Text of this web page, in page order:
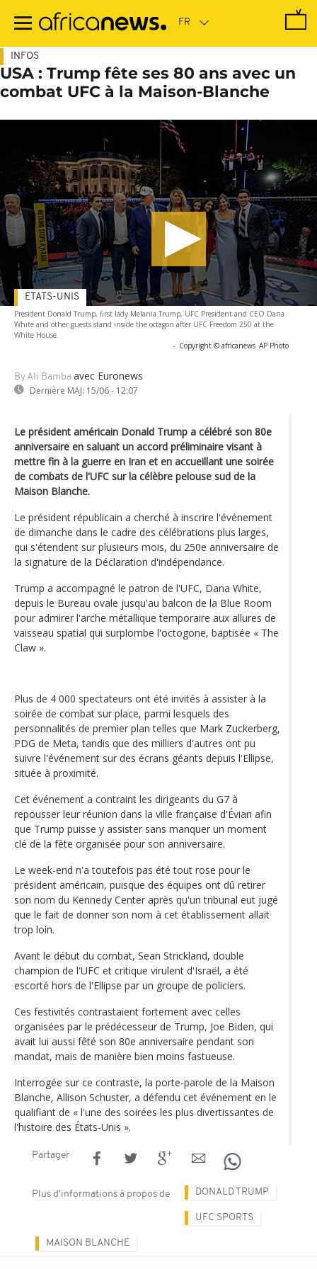
contenu
INFOS
USA : Trump fête ses 80 ans avec un
combat UFC à la Maison-Blanche
President Donald Trump, first lady Melania Trump, UFC President and CEO Dana
White and other guests stand inside the octagon after UFC Freedom 250 at the
White House.
- Copyright © africanews AP Photo
By Ali Bamba avec Euronews
Dernière MAJ: 15/06 - 12:07
ETATS-UNIS
Le président américain Donald Trump a célébré son 80e
anniversaire en saluant un accord préliminaire visant à
mettre fin à la guerre en Iran et en accueillant une soirée
de combats de l'UFC sur la célèbre pelouse sud de la
Maison Blanche.
Le président républicain a cherché à inscrire l'événement
de dimanche dans le cadre des célébrations plus larges,
qui s'étendent sur plusieurs mois, du 250e anniversaire de
la signature de la Déclaration d'indépendance.
Trump a accompagné le patron de l'UFC, Dana White,
depuis le Bureau ovale jusqu'au balcon de la Blue Room
pour admirer l'arche métallique temporaire aux allures de
vaisseau spatial qui surplombe l'octogone, baptisée « The
Claw ».
Plus de 4 000 spectateurs ont été invités à assister à la
soirée de combat sur place, parmi lesquels des
personnalités de premier plan telles que Mark Zuckerberg,
PDG de Meta, tandis que des milliers d'autres ont pu
suivre l'événement sur des écrans géants depuis l'Ellipse,
située à proximité.
Cet événement a contraint les dirigeants du G7 à
repousser leur réunion dans la ville française d'Évian afin
que Trump puisse y assister sans manquer un moment
clé de la fête organisée pour son anniversaire.
Le week-end n'a toutefois pas été tout rose pour le
président américain, puisque des équipes ont dû retirer
son nom du Kennedy Center après qu'un tribunal eut jugé
que le fait de donner son nom à cet établissement allait
trop loin.
Avant le début du combat, Sean Strickland, double
champion de l'UFC et critique virulent d'Israël, a été
escorté hors de l'Ellipse par un groupe de policiers.
Ces festivités contrastaient fortement avec celles
organisées par le prédécesseur de Trump, Joe Biden, qui
avait lui aussi fêté son 80e anniversaire pendant son
mandat, mais de manière bien moins fastueuse.
Interrogée sur ce contraste, la porte-parole de la Maison
Blanche, Allison Schuster, a défendu cet événement en le
qualifiant de « l'une des soirées les plus divertissantes de
l'histoire des États-Unis ».
Partager
Plus d'informations à propos de DONALD TRUMP
UFC SPORTS
MAISON BLANCHE